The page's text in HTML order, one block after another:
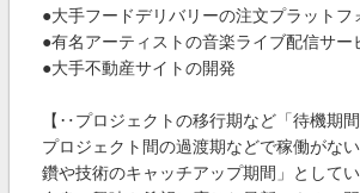
●大手フードデリバリーの注文プラットフ
●有名アーティストの音楽ライブ配信サー
●大手不動産サイトの開発
【‥プロジェクトの移行期など「待機期
プロジェクト間の過渡期などで稼働がな
鑽や技術のキャッチアップ期間」としてい